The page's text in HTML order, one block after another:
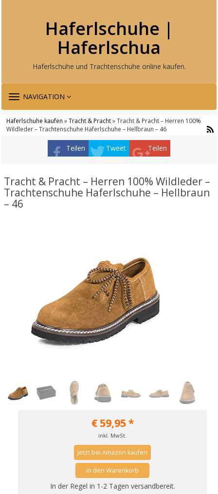
Haferlschuhe |
Haferlschua
Haferlschuhe und Trachtenschuhe online kaufen.
TOGGLE
NAVIGATION
Haferlschuhe kaufen »Tracht & Pracht» Tracht & Pracht – Herren 100%
Wildleder – Trachtenschuhe Haferlschuhe – Hellbraun – 46
Teilen Tweet Teilen
Tracht & Pracht – Herren 100% Wildleder –
Trachtenschuhe Haferlschuhe – Hellbraun
– 46
€59,95*
inkl. MwSt.
Jetzt bei Amazon kaufen
in den Warenkorb
In der Regel in 1-2 Tagen versandbereit.